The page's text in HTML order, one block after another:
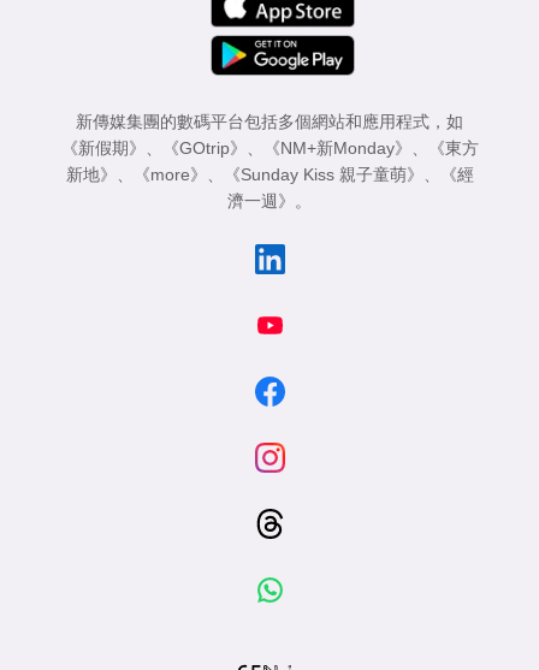
新傳媒集團的數碼平台包括多個網站和應用程式，如
《新假期》 、 《GOtrip》 、 《NM+新Monday》 、
《東方
新地》 、 《more》 、 《Sunday Kiss 親子童萌》 、
《經
濟一週》 。